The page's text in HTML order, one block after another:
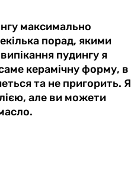
максимально
порад, якими
пудингу я
керамічну форму, в
та не пригорить. Я
але ви можети